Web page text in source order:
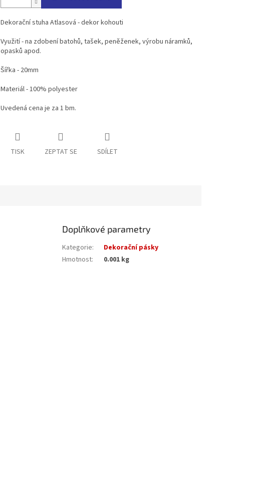
Dekorační stuha Atlasová - dekor kohouti
Využití - na zdobení batohů, tašek, peněženek, výrobu náramků,
opasků apod.
Šířka - 20mm
Materiál - 100% polyester
Uvedená cena je za 1 bm.
TISK ZEPTAT SE SDÍLET
Doplňkové parametry
Kategorie:
Dekorační pásky
Hmotnost: 0.001 kg